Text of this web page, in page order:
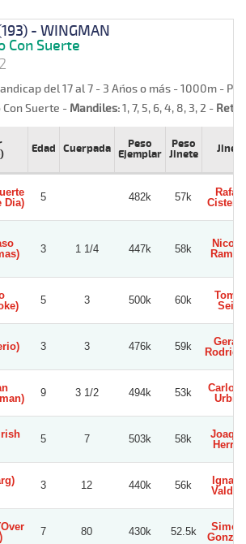
- WINGMAN
Con Suerte
del 17 al 7 - 3 Años o más - 1000m -
Con Suerte - Mandiles:1, 7, 5, 6, 4, 8, 3, 2 -
Edad Cuerpada
Peso
Ejemplar
Peso
Jinete
Jinete
Dia)
5 482k 57k
Rafael
3 1 1/4 447k 58k
5 3 500k 60k
Seith
3 3 476k 59k
9 3 1/2 494k 53k
Carlos
5 7 503k 58k
3 12 440k 56k
7 80 430k 52.5k